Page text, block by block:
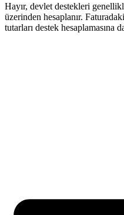
Hayır, devlet destekleri
üzerinden hesaplanır.
tutarları destek hesaplamasına